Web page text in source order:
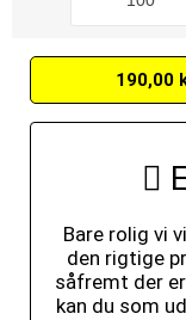
190,00
Bare rolig vi
den rigtige
såfremt der
kan du som